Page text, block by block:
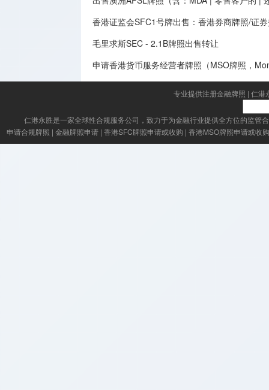
香港证监会SFC1号牌出售：香港券商牌照/证
毛里求斯SEC - 2.1B牌照出售转让
申请香港货币服务经营者牌照（MSO牌照，
专业提供注册金融牌照 | 仁港
仁港永胜是一家全球性合规服务公司，致力于为金融行业提供全方位的监管
申请合规牌照 | 金融牌照申请 | 香港SFC牌照申请或收购 | 香港MSO牌照申请或收购